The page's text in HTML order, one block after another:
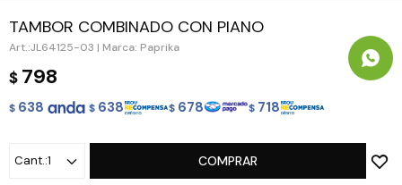
TAMBOR COMBINADO CON PIANO
JL64125-03 | Marca: Paprika
$ 798
$ 638 $ 638 $ 678 $ 718
1 COMPRAR
© Copyright 2026 / Guapa - Paprika